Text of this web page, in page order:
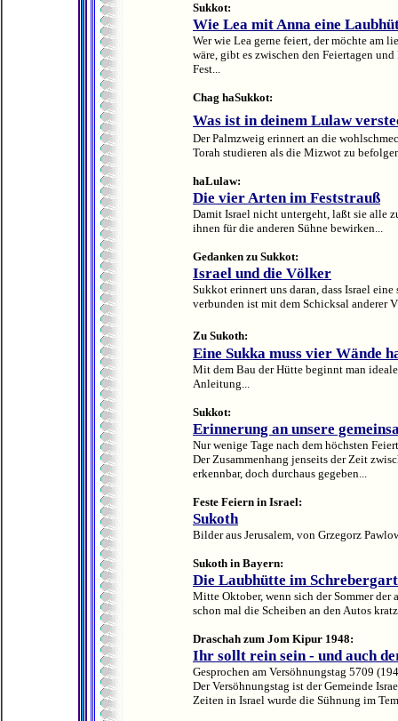
Sukkot:
Wie Lea mit Anna eine
Wer wie Lea gerne feiert, der möchte am
wäre, gibt es zwischen den Feiertagen
Fest...
Chag haSukkot:
Was ist in deinem Lulaw
Der Palmzweig erinnert an die
Torah studieren als die Mizwot zu
haLulaw:
Die vier Arten im Feststrauß
Damit Israel nicht untergeht, laßt sie alle
ihnen für die anderen Sühne bewirken...
Gedanken zu Sukkot:
Israel und die Völker
Sukkot erinnert uns daran, dass Israel
verbunden ist mit dem Schicksal anderer
Zu Sukoth:
Eine Sukka muss vier Wände
Mit dem Bau der Hütte beginnt man
Anleitung...
Sukkot:
Erinnerung an unsere
Nur wenige Tage nach dem höchsten
Der Zusammenhang jenseits der Zeit
erkennbar, doch durchaus gegeben...
Feste Feiern in Israel:
Sukoth
Bilder aus Jerusalem, von Grzegorz
Sukoth in Bayern:
Die Laubhütte im
Mitte Oktober, wenn sich der Sommer
schon mal die Scheiben an den Autos
Draschah zum Jom Kipur 1948:
Ihr sollt rein sein - und auch
Gesprochen am Versöhnungstag 5709
Der Versöhnungstag ist der Gemeinde
Zeiten in Israel wurde die Sühnung im